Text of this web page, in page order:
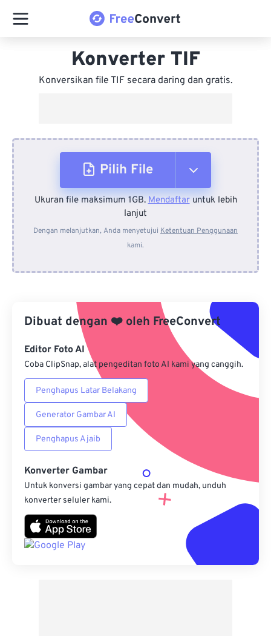
Konverter TIF
Konversikan file TIF secara daring dan gratis.
Pilih File
Dari Perangkat
Dari Dropbox
Dari Url
Ukuran file maksimum 1GB.Mendaftaruntuk lebih
lanjut
Dengan melanjutkan, Anda menyetujui Ketentuan Penggunaan
kami.
Dibuat dengan ❤️ oleh FreeConvert
Editor Foto AI
Coba ClipSnap, alat pengeditan foto AI kami yang canggih.
Penghapus Latar Belakang
Generator Gambar AI
Penghapus Ajaib
Konverter Gambar
Untuk konversi gambar yang cepat dan mudah, unduh
konverter seluler kami.